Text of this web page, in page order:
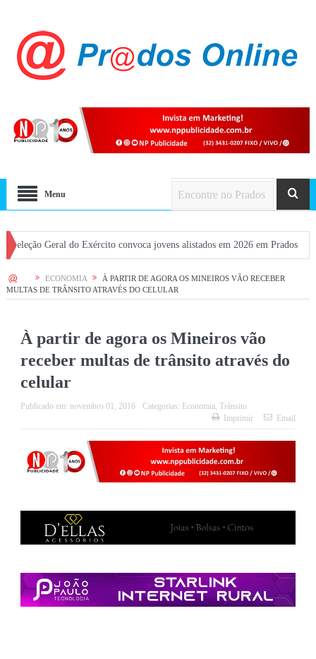
Menu
Geral do Exército convoca jovens alistados em 2026 em Prados Dia dos
HOME ECONOMIA
À PARTIR DE AGORA OS MINEIROS VÃO RECEBER
MULTAS DE TRÂNSITO ATRAVÉS DO CELULAR
À partir de agora os Mineiros vão
receber multas de trânsito através do
celular
Publicado em: novembro 01, 2016 Categorias: Economia, Trânsito
Imprimir
Email